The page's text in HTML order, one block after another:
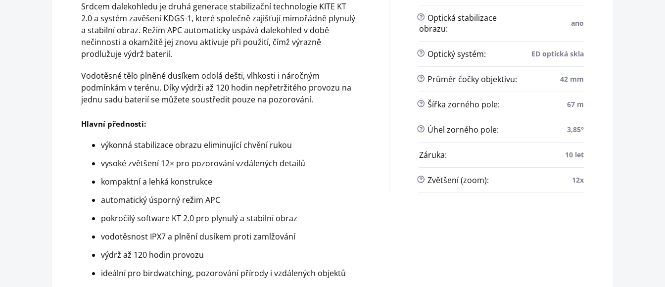
Srdcem dalekohledu je druhá generace stabilizační technologie KITE KT
2.0 a systém zavěšení KDGS-1, které společně zajišťují mimořádně plynulý
a stabilní obraz. Režim APC automaticky uspává dalekohled v době
nečinnosti a okamžitě jej znovu aktivuje při použití, čímž výrazně
prodlužuje výdrž baterií.
Vodotěsné tělo plněné dusíkem odolá dešti, vlhkosti i náročným
podmínkám v terénu. Díky výdrži až 120 hodin nepřetržitého provozu na
jednu sadu baterií se můžete soustředit pouze na pozorování.
Hlavní přednosti:
výkonná stabilizace obrazu eliminující chvění rukou
vysoké zvětšení 12× pro pozorování vzdálených detailů
kompaktní a lehká konstrukce
automatický úsporný režim APC
pokročilý software KT 2.0 pro plynulý a stabilní obraz
vodotěsnost IPX7 a plnění dusíkem proti zamlžování
výdrž až 120 hodin provozu
ideální pro birdwatching, pozorování přírody i vzdálených objektů
? Optická stabilizace
obrazu:
ano
? Optický systém: ED optická skla
? Průměr čočky objektivu: 42 mm
? Šířka zorného pole: 67 m
? Úhel zorného pole: 3,85°
Záruka: 10 let
? Zvětšení (zoom): 12x